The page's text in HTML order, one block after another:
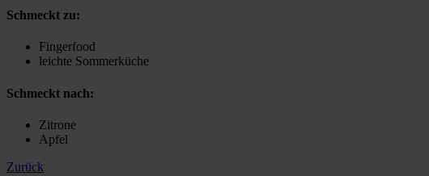
Schmeckt zu:
Fingerfood
leichte Sommerküche
Schmeckt nach:
Zitro­ne
Apfel
Zurück